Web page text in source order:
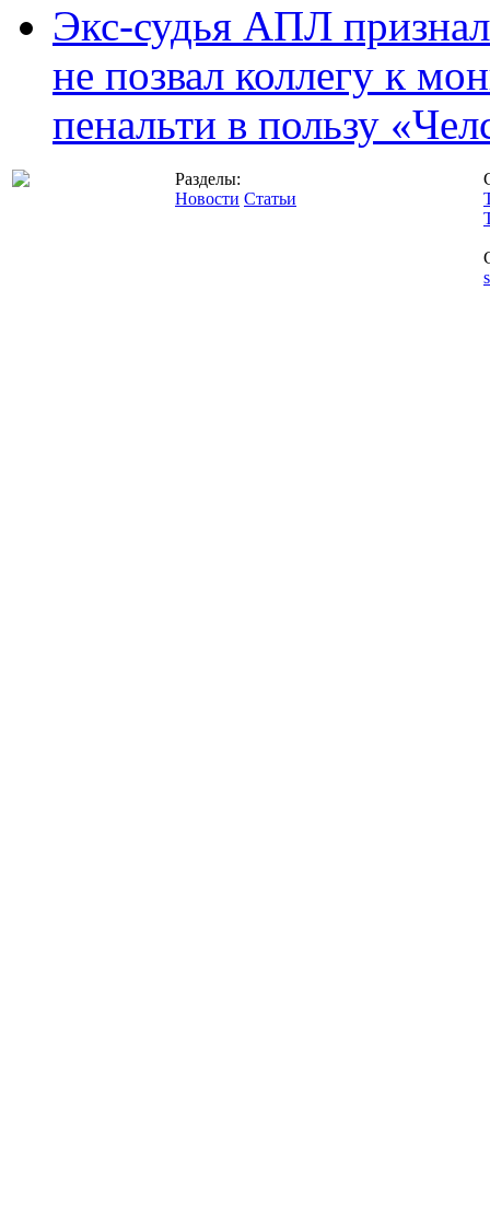
Экс-судья АПЛ
не позвал коллегу к
пенальти в пользу
Разделы:
Новости Статьи